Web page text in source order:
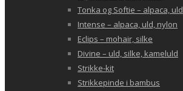
Tonka og Softie – alpaca, uld
Intense – alpaca, uld, nylon
Eclips – mohair, silke
Divine – uld, silke, kameluld
Strikke-kit
Strikkepinde i bambus